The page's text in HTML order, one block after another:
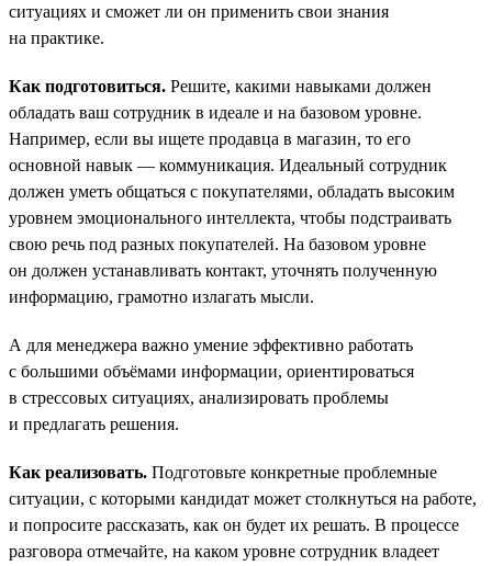
ситуациях и сможет ли он применить свои знания
на практике.
Как подготовиться. Решите, какими навыками должен
обладать ваш сотрудник в идеале и на базовом уровне.
Например, если вы ищете продавца в магазин, то его
основной навык — коммуникация. Идеальный сотрудник
должен уметь общаться с покупателями, обладать высоким
уровнем эмоционального интеллекта, чтобы подстраивать
свою речь под разных покупателей. На базовом уровне
он должен устанавливать контакт, уточнять полученную
информацию, грамотно излагать мысли.
А для менеджера важно умение эффективно работать
с большими объёмами информации, ориентироваться
в стрессовых ситуациях, анализировать проблемы
и предлагать решения.
Как реализовать. Подготовьте конкретные проблемные
ситуации, с которыми кандидат может столкнуться на работе,
и попросите рассказать, как он будет их решать. В процессе
разговора отмечайте, на каком уровне сотрудник владеет